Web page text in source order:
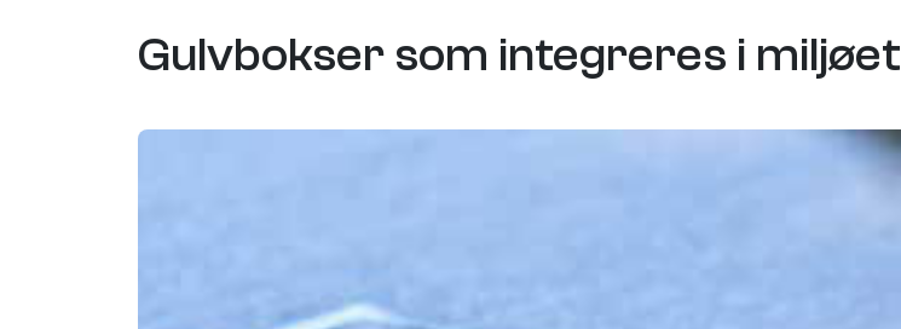
Gulvbokser som integreres i miljøet